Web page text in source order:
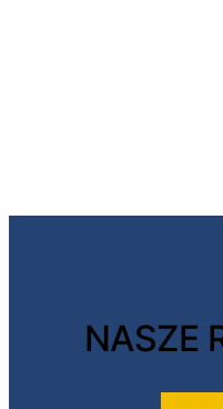
NASZE